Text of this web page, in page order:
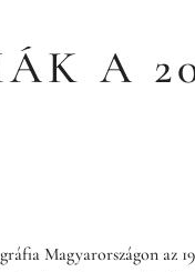
A
Magyarországon az